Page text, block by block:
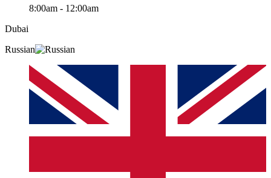
8:00am - 12:00am
Dubai
Russian